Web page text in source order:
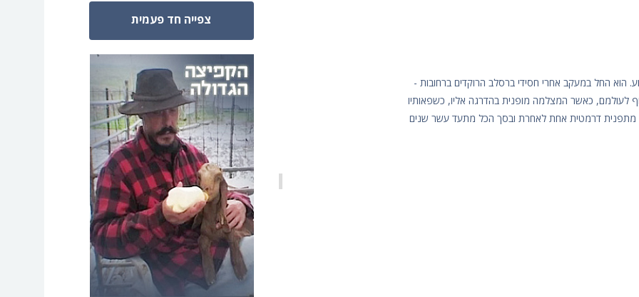
הוא החל במעקב אחרי חסידי ברסלב הרוקדים ברחובות -
כאשר המצלמה מופנית בהדרגה אליו, כשפאותיו
מתפנית דרמטית אחת לאחרת ובסך הכל מתעד עשר שנים
צפייה חד פעמית